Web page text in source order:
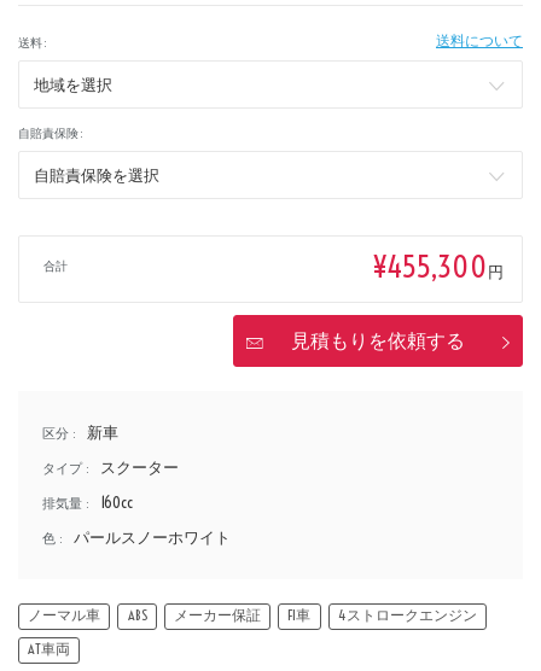
送料 : 送料について
自賠責保険 :
合計 ¥455,300円
見積もりを依頼する
区分 : 新車
タイプ : スクーター
排気量 : 160cc
色 : パールスノーホワイト
ノーマル車 ABS メーカー保証 FI車
4ストロークエンジン
AT車両